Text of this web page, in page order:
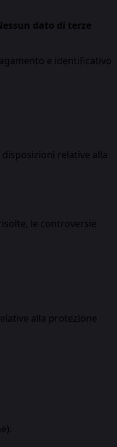
dato di terze
e identificativo
relative alla
le controversie
alla protezione